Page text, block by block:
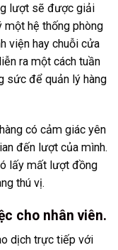
lượt sẽ được giải
một hệ thống phòng
viện hay chuỗi cửa
ra một cách tuần
sức để quản lý hàng
có cảm giác yên
đến lượt của mình.
lấy mất lượt đồng
thú vị.
cho nhân viên.
dịch trực tiếp với